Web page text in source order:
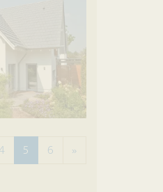
5 6 »Nächste Seite